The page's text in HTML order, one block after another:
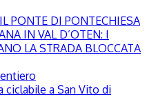
PONTE DI PONTECHIESA
IN VAL D’OTEN: I
LA STRADA BLOCCATA
ciclabile a San Vito di